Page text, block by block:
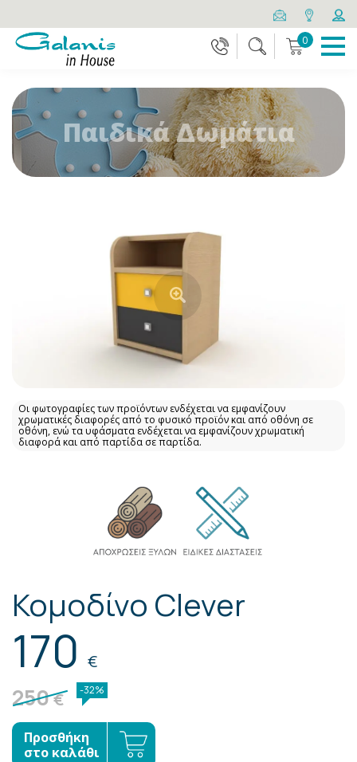
0
Παιδικά Δωμάτια
Οι φωτογραφίες των προϊόντων ενδέχεται να εμφανίζουν
χρωματικές διαφορές από το φυσικό προϊόν και από οθόνη σε
οθόνη, ενώ τα υφάσματα ενδέχεται να εμφανίζουν χρωματική
διαφορά και από παρτίδα σε παρτίδα.
Κομοδίνο Clever
170 €
250€ -32%
Προσθήκη
στο καλάθι